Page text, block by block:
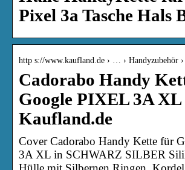
Pixel 3a Tasche Hals
http s://www.kaufland.de › … › Handyzubehör
Cadorabo Handy
Google PIXEL 3A XL
Kaufland.de
Cover Cadorabo Handy Kette für
3A XL in SCHWARZ SILBER